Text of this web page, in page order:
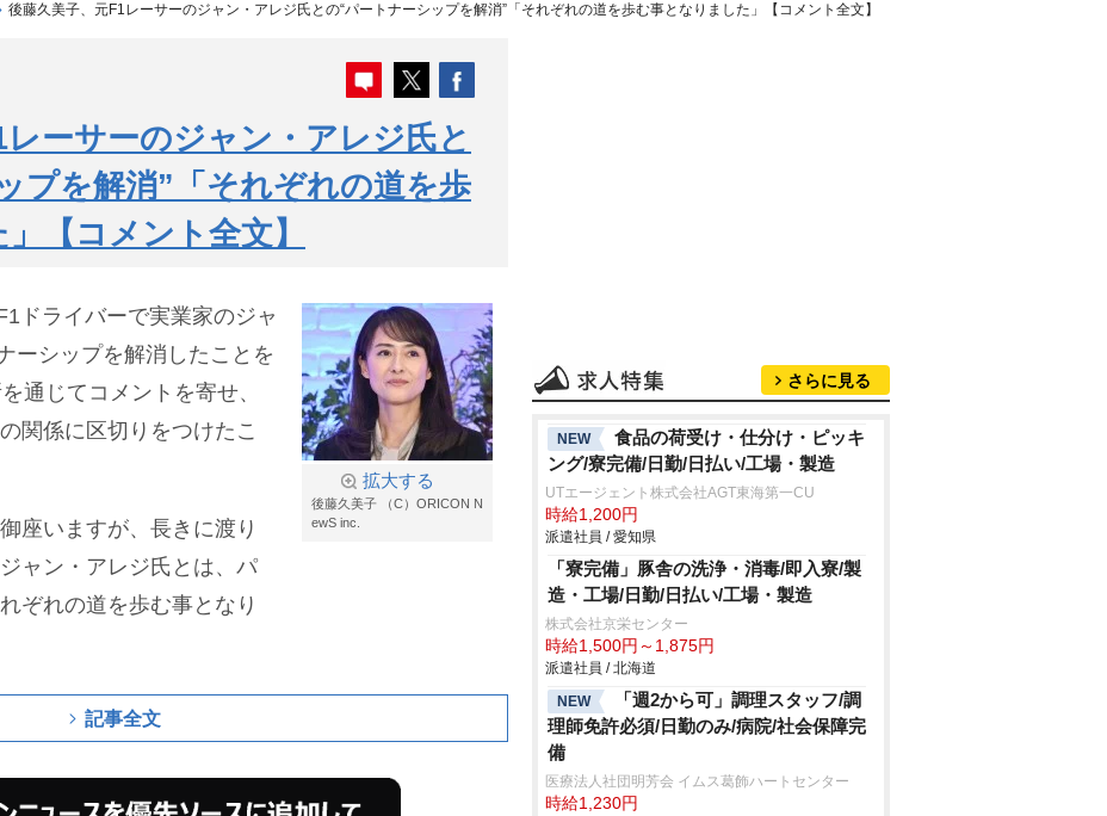
後藤久美子、元F1レーサーのジャン・アレジ氏との“パートナーシップを解消”「それぞれの道を歩む事となりました」【コメント全文】
ーサーのジャン・アレジ氏と
プを解消”「それぞれの道を歩
【コメント全文】
拡大する
後藤久美子 （C）ORICON N
ewS inc.
ドライバーで実業家のジャ
ーシップを解消したことを
通じてコメントを寄せ、
関係に区切りをつけたこ
座いますが、長きに渡り
ャン・アレジ氏とは、パ
ぞれの道を歩む事となり
記事全文
さらに見る
NEW
食品の荷受け・仕分け・ピッキ
ング/寮完備/日勤/日払い/工場・製造
UTエージェント株式会社AGT東海第一CU
時給1,200円
派遣社員 / 愛知県
「寮完備」豚舎の洗浄・消毒/即入寮/製
造・工場/日勤/日払い/工場・製造
株式会社京栄センター
時給1,500円～1,875円
派遣社員 / 北海道
NEW
「週2から可」調理スタッフ/調
理師免許必須/日勤のみ/病院/社会保障完
備
医療法人社団明芳会 イムス葛飾ハートセンター
時給1,230円